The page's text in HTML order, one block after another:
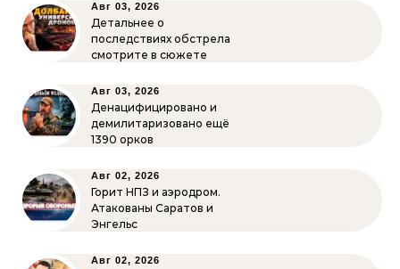
Авг 03, 2026
Детальнее о
последствиях обстрела
смотрите в сюжете
Авг 03, 2026
Денацифицировано и
демилитаризовано ещё
1390 орков
Авг 02, 2026
Горит НПЗ и аэродром.
Атакованы Саратов и
Энгельс
Авг 02, 2026